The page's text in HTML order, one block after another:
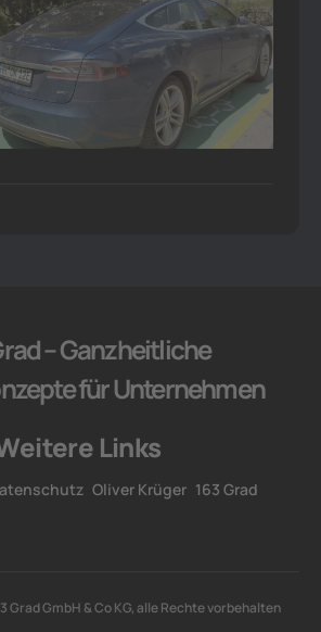
– Ganzheitliche
für Unternehmen
Links
Oliver Krüger 163 Grad
Grad GmbH & Co KG, alle Rechte vorbehalten